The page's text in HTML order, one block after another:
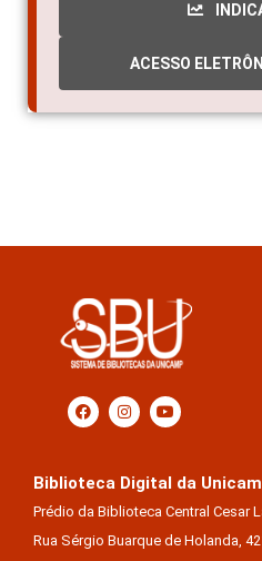
ACESSO
Biblioteca Digital da
Prédio da Biblioteca Central Cesar
Rua Sérgio Buarque de Holanda,